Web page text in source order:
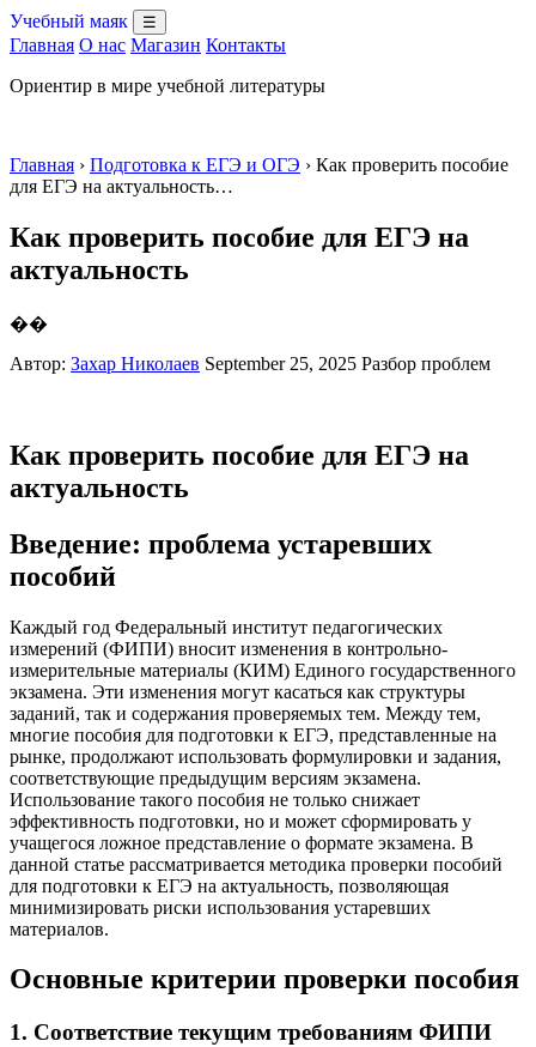
Учебный маяк ☰
Главная О нас Магазин Контакты
Ориентир в мире учебной литературы
Главная › Подготовка к ЕГЭ и ОГЭ › Как проверить пособие
для ЕГЭ на актуальность…
Как проверить пособие для ЕГЭ на
актуальность
��
Автор: Захар Николаев September 25, 2025 Разбор проблем
Как проверить пособие для ЕГЭ на
актуальность
Введение: проблема устаревших
пособий
Каждый год Федеральный институт педагогических
измерений (ФИПИ) вносит изменения в контрольно-
измерительные материалы (КИМ) Единого государственного
экзамена. Эти изменения могут касаться как структуры
заданий, так и содержания проверяемых тем. Между тем,
многие пособия для подготовки к ЕГЭ, представленные на
рынке, продолжают использовать формулировки и задания,
соответствующие предыдущим версиям экзамена.
Использование такого пособия не только снижает
эффективность подготовки, но и может сформировать у
учащегося ложное представление о формате экзамена. В
данной статье рассматривается методика проверки пособий
для подготовки к ЕГЭ на актуальность, позволяющая
минимизировать риски использования устаревших
материалов.
Основные критерии проверки пособия
1. Соответствие текущим требованиям ФИПИ